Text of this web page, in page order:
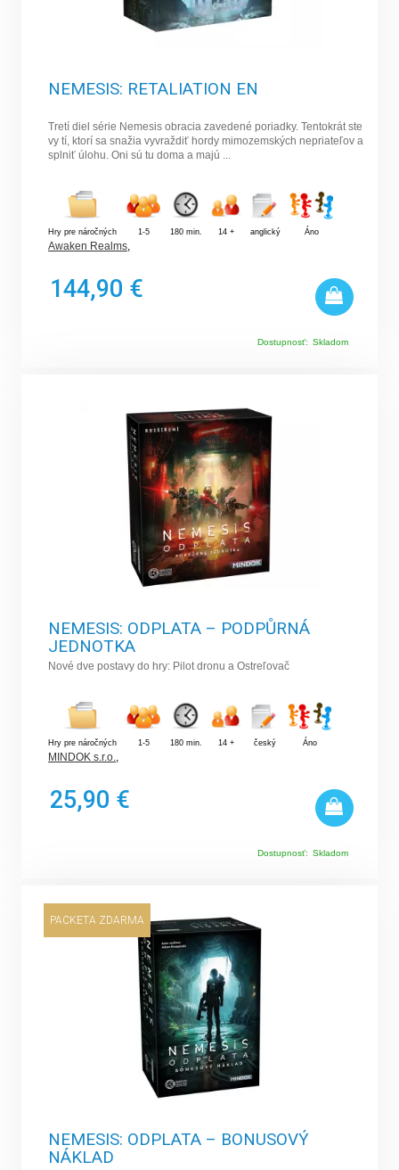
NEMESIS: RETALIATION EN
Tretí diel série Nemesis obracia zavedené poriadky. Tentokrát ste
vy tí, ktorí sa snažia vyvraždiť hordy mimozemských nepriateľov a
splniť úlohu. Oni sú tu doma a majú ...
Hry pre náročných 1-5 180 min. 14 + anglický Áno
Awaken Realms
144,90 €
Dostupnosť: Skladom
NEMESIS: ODPLATA – PODPŮRNÁ
JEDNOTKA
Nové dve postavy do hry: Pilot dronu a Ostreľovač
Hry pre náročných 1-5 180 min. 14 + český Áno
MINDOK s.r.o.,
25,90 €
Dostupnosť: Skladom
PACKETA ZDARMA
NEMESIS: ODPLATA – BONUSOVÝ
NÁKLAD